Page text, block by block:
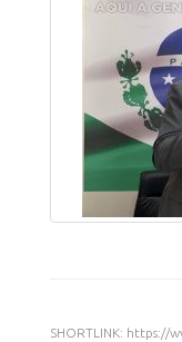
SHORTLINK: https://